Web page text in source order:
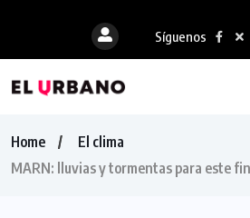
Síguenos
Home
El clima
MARN: lluvias y tormentas para este